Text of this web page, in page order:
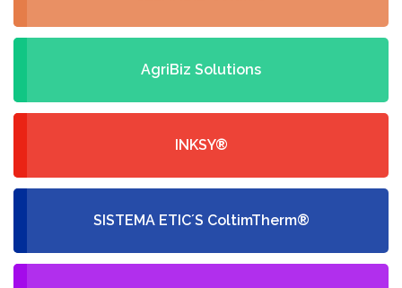
AgriBiz Solutions
INKSY®
SISTEMA ETIC´S ColtimTherm®